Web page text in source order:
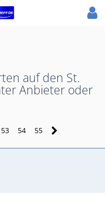
auf den St.
Anbieter oder
53 54 55